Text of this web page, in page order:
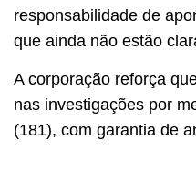
responsabilidade de
que ainda não estão
A corporação reforça
nas investigações por
(181), com garantia de